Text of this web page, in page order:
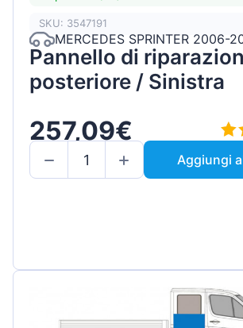
SKU: 3547191
MERCEDES SPRINTER 2006-
Pannello di
posteriore / Sinistra
257,09€
Aggiungi